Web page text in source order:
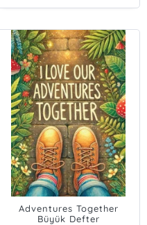
Adventures Together
Büyük Defter